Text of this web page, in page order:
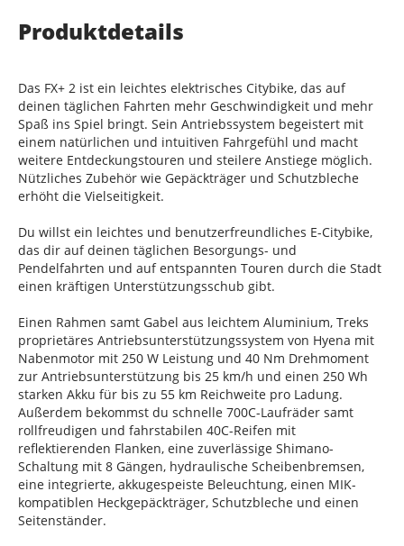
Produktdetails
Das FX+ 2 ist ein leichtes elektrisches Citybike, das auf
deinen täglichen Fahrten mehr Geschwindigkeit und mehr
Spaß ins Spiel bringt. Sein Antriebssystem begeistert mit
einem natürlichen und intuitiven Fahrgefühl und macht
weitere Entdeckungstouren und steilere Anstiege möglich.
Nützliches Zubehör wie Gepäckträger und Schutzbleche
erhöht die Vielseitigkeit.
Du willst ein leichtes und benutzerfreundliches E-Citybike,
das dir auf deinen täglichen Besorgungs- und
Pendelfahrten und auf entspannten Touren durch die Stadt
einen kräftigen Unterstützungsschub gibt.
Einen Rahmen samt Gabel aus leichtem Aluminium, Treks
proprietäres Antriebsunterstützungssystem von Hyena mit
Nabenmotor mit 250 W Leistung und 40 Nm Drehmoment
zur Antriebsunterstützung bis 25 km/h und einen 250 Wh
starken Akku für bis zu 55 km Reichweite pro Ladung.
Außerdem bekommst du schnelle 700C-Laufräder samt
rollfreudigen und fahrstabilen 40C-Reifen mit
reflektierenden Flanken, eine zuverlässige Shimano-
Schaltung mit 8 Gängen, hydraulische Scheibenbremsen,
eine integrierte, akkugespeiste Beleuchtung, einen MIK-
kompatiblen Heckgepäckträger, Schutzbleche und einen
Seitenständer.